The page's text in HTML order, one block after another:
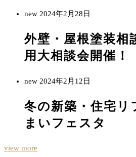
new 2024年2月28日
外壁・屋根塗装相
用大相談会開催！
new 2024年2月12日
冬の新築・住宅リ
まいフェスタ
view more